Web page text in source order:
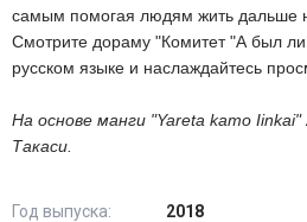
самым помогая людям жить дальше
Смотрите дораму "Комитет "А был
русском языке и наслаждайтесь
На основе манги "Yareta kamo
Такаси.
Год выпуска:
2018